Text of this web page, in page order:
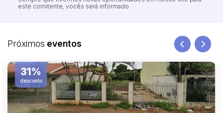
Estados Cidade
Judiciais Extrajudiciais
Faixa de valor
R$ até R$
este comitente, vocês será informado
Próximos eventos
12%
desconto